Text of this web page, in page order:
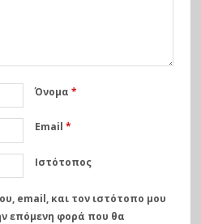
Όνομα *
Email *
Ιστότοπος
email, και τον ιστότοπο μου
επόμενη φορά που θα